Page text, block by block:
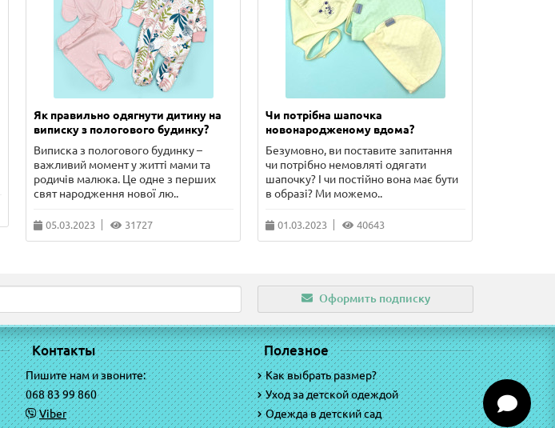
Як правильно одягнути дитину на
виписку з пологового будинку?
Виписка з пологового будинку –
важливий момент у житті мами та
родичів малюка. Це одне з перших
свят народження нової лю..
05.03.2023 31727
Чи потрібна шапочка
новонародженому вдома?
Безумовно, ви поставите запитання
чи потрібно немовляті одягати
шапочку? І чи постійно вона має бути
в образі? Ми можемо..
01.03.2023 40643
Оформить подписку
Контакты
Пишите нам и звоните:
068 83 99 860
Viber
Полезное
Как выбрать размер?
Уход за детской одеждой
Одежда в детский сад